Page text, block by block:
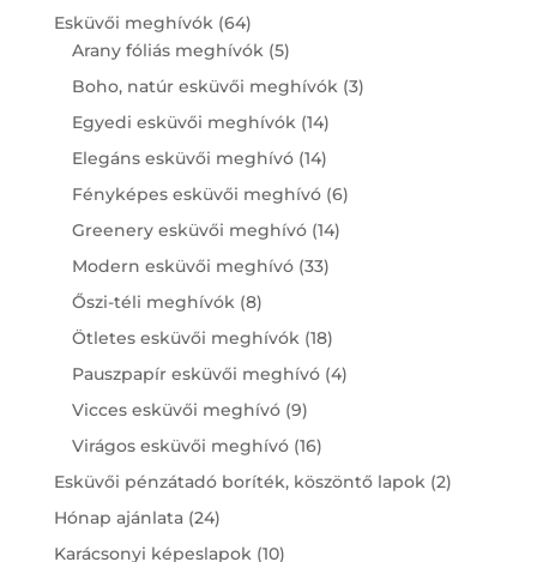
Esküvői meghívók 6464
products
Arany fóliás meghívók 55
products
Boho, natúr esküvői meghívók 33
Egyedi esküvői meghívók 1414
products
Elegáns esküvői meghívó 1414
products
Fényképes esküvői meghívó 66
Greenery esküvői meghívó 1414
Modern esküvői meghívó 3333
Őszi-téli meghívók 88
products
Ötletes esküvői meghívók 1818
products
Pauszpapír esküvői meghívó 44
Vicces esküvői meghívó 99
products
Virágos esküvői meghívó 1616
products
Esküvői pénzátadó boríték, köszöntő lapok 22
Hónap ajánlata 2424
products
Karácsonyi képeslapok 1010